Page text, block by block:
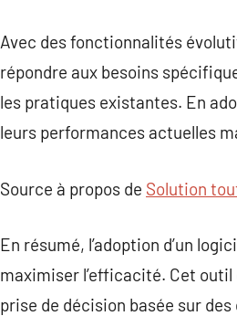
Avec des fonctionnalités
répondre aux besoins
les pratiques existantes. En
leurs performances actuelles
Source à propos de Solution
En résumé, l’adoption d’un
maximiser l’efficacité. Cet
prise de décision basée sur